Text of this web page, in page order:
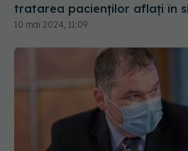
10 mai 2024, 11:09